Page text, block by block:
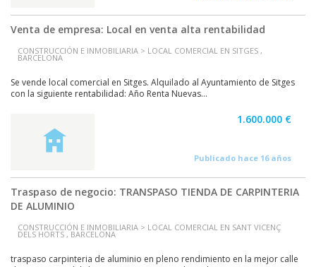
Venta de empresa: Local en venta alta rentabilidad
CONSTRUCCIÓN E INMOBILIARIA > LOCAL COMERCIAL EN SITGES ,
BARCELONA
Se vende local comercial en Sitges. Alquilado al Ayuntamiento de Sitges
con la siguiente rentabilidad: Año Renta Nuevas...
1.600.000 €
Publicado hace 16 años
Traspaso de negocio: TRANSPASO TIENDA DE CARPINTERIA
DE ALUMINIO
CONSTRUCCIÓN E INMOBILIARIA > LOCAL COMERCIAL EN SANT VICENÇ
DELS HORTS , BARCELONA
traspaso carpinteria de aluminio en pleno rendimiento en la mejor calle